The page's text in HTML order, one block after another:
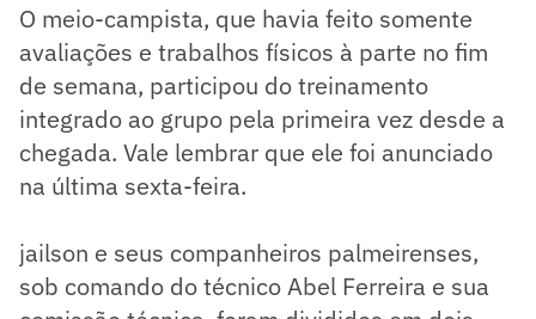
O meio-campista, que havia feito somente
avaliações e trabalhos físicos à parte no fim
de semana, participou do treinamento
integrado ao grupo pela primeira vez desde a
chegada. Vale lembrar que ele foi anunciado
na última sexta-feira.
jailson e seus companheiros palmeirenses,
sob comando do técnico Abel Ferreira e sua